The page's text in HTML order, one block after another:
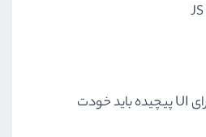
امکانات محدود؛ برای UI پیچیده باید خودت